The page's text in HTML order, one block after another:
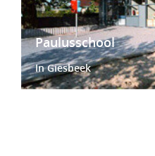
Paulusschool
In Giesbeek